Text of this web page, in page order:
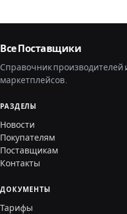
Все Поставщики
Справочник производителей
маркетплейсов.
РАЗДЕЛЫ
Новости
Покупателям
Поставщикам
Контакты
ДОКУМЕНТЫ
Тарифы